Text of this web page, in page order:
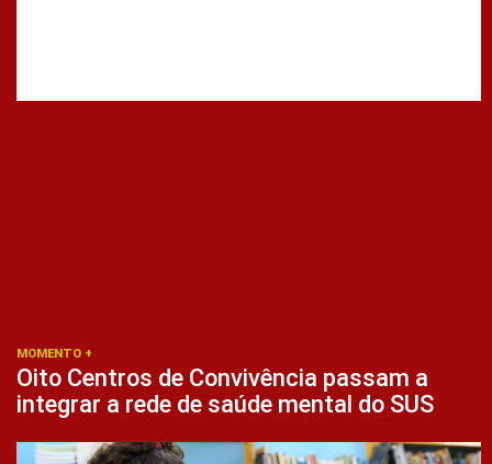
MOMENTO +
Oito Centros de Convivência passam a
integrar a rede de saúde mental do SUS